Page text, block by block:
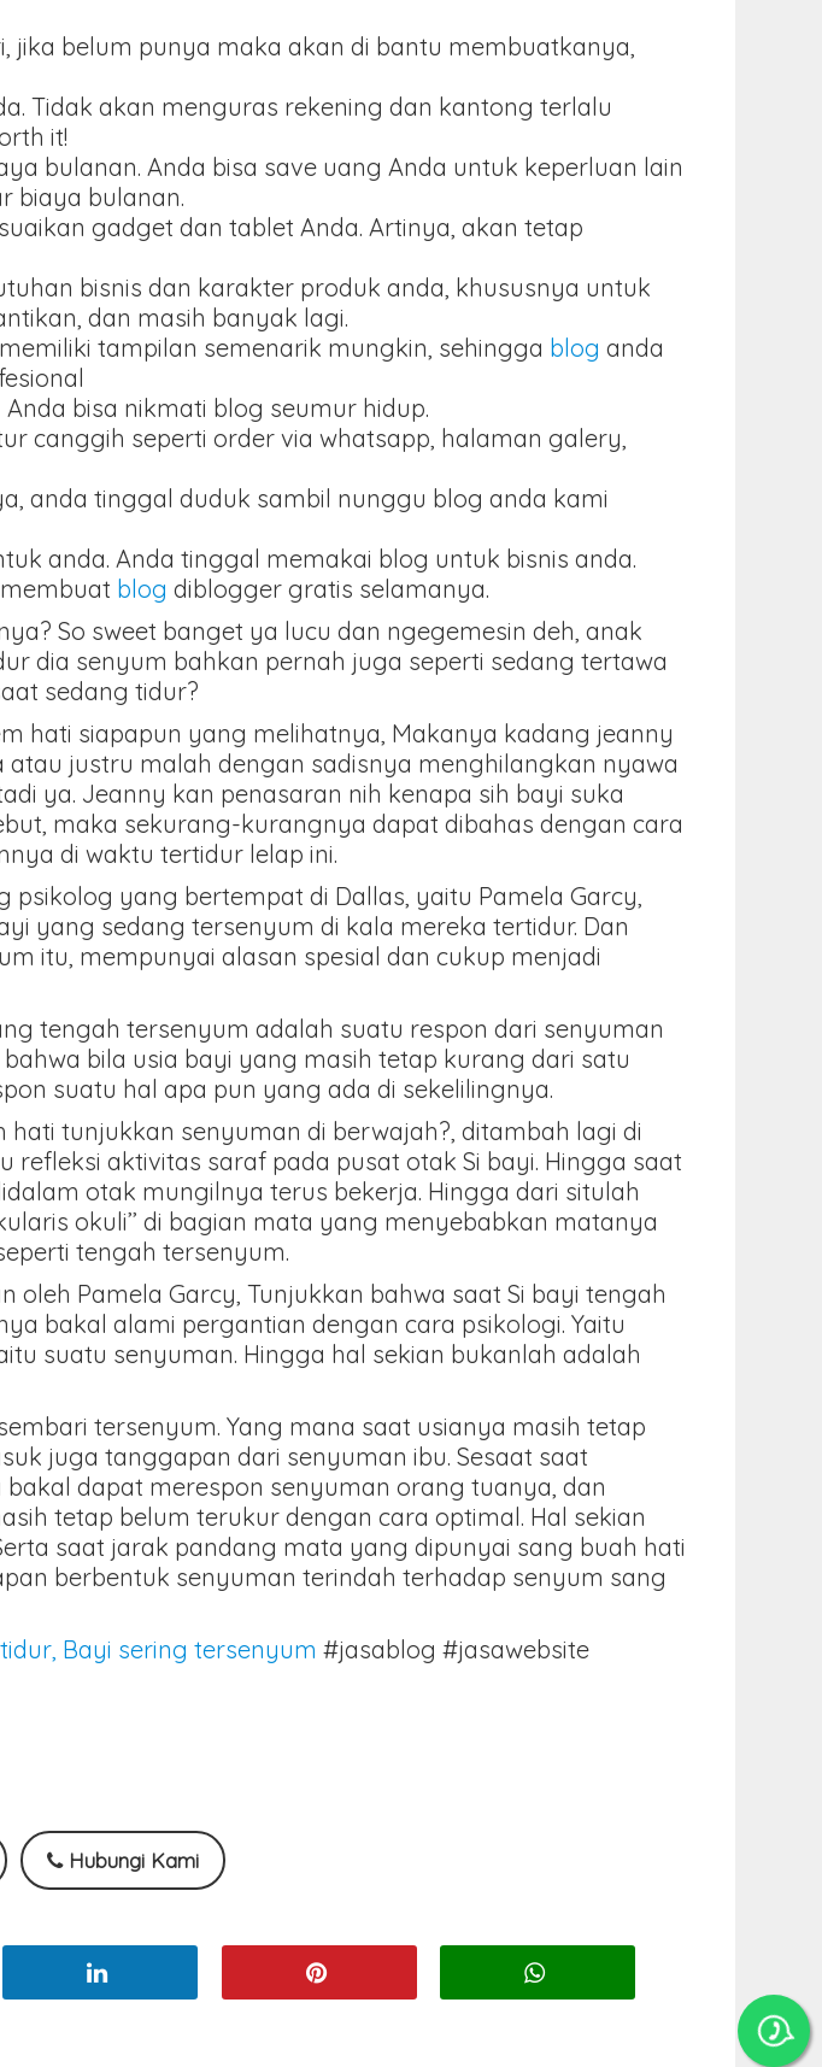
jika belum punya maka akan di bantu membuatkanya,
Tidak akan menguras rekening dan kantong terlalu
it!
bulanan. Anda bisa save uang Anda untuk keperluan lain
biaya bulanan.
gadget dan tablet Anda. Artinya, akan tetap
bisnis dan karakter produk anda, khususnya untuk
dan masih banyak lagi.
tampilan semenarik mungkin, sehingga blog anda
bisa nikmati blog seumur hidup.
canggih seperti order via whatsapp, halaman galery,
anda tinggal duduk sambil nunggu blog anda kami
anda. Anda tinggal memakai blog untuk bisnis anda.
blog diblogger gratis selamanya.
So sweet banget ya lucu dan ngegemesin deh, anak
dia senyum bahkan pernah juga seperti sedang tertawa
sedang tidur?
hati siapapun yang melihatnya, Makanya kadang jeanny
justru malah dengan sadisnya menghilangkan nyawa
ya. Jeanny kan penasaran nih kenapa sih bayi suka
maka sekurang-kurangnya dapat dibahas dengan cara
di waktu tertidur lelap ini.
yang bertempat di Dallas, yaitu Pamela Garcy,
yang sedang tersenyum di kala mereka tertidur. Dan
itu, mempunyai alasan spesial dan cukup menjadi
tengah tersenyum adalah suatu respon dari senyuman
bila usia bayi yang masih tetap kurang dari satu
suatu hal apa pun yang ada di sekelilingnya.
tunjukkan senyuman di berwajah?, ditambah lagi di
aktivitas saraf pada pusat otak Si bayi. Hingga saat
otak mungilnya terus bekerja. Hingga dari situlah
okuli’’ di bagian mata yang menyebabkan matanya
tengah tersenyum.
Pamela Garcy, Tunjukkan bahwa saat Si bayi tengah
bakal alami pergantian dengan cara psikologi. Yaitu
suatu senyuman. Hingga hal sekian bukanlah adalah
tersenyum. Yang mana saat usianya masih tetap
juga tanggapan dari senyuman ibu. Sesaat saat
dapat merespon senyuman orang tuanya, dan
tetap belum terukur dengan cara optimal. Hal sekian
saat jarak pandang mata yang dipunyai sang buah hati
berbentuk senyuman terindah terhadap senyum sang
Bayi sering tersenyum #jasablog #jasawebsite
Hubungi Kami